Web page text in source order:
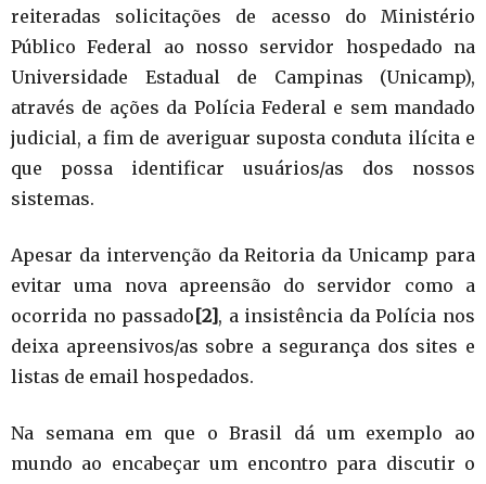
reiteradas solicitações de acesso do Ministério
Público Federal ao nosso servidor hospedado na
Universidade Estadual de Campinas (Unicamp),
através de ações da Polícia Federal e sem mandado
judicial, a fim de averiguar suposta conduta ilícita e
que possa identificar usuários/as dos nossos
sistemas.
Apesar da intervenção da Reitoria da Unicamp para
evitar uma nova apreensão do servidor como a
ocorrida no passado [2] , a insistência da Polícia nos
deixa apreensivos/as sobre a segurança dos sites e
listas de email hospedados.
Na semana em que o Brasil dá um exemplo ao
mundo ao encabeçar um encontro para discutir o